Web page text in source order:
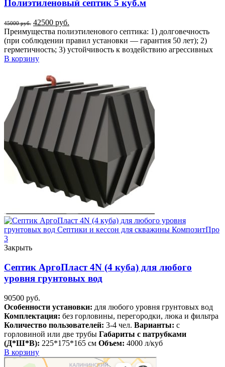
Полиэтиленовый септик 5 куб.м
45000руб. 42500 руб.
Преимущества полиэтиленового септика: 1) долговечность
(при соблюдении правил установки — гарантия 50 лет); 2)
герметичность; 3) устойчивость к воздействию агрессивных
В корзину
Закрыть
Септик АргоПласт 4N (4 куба) для любого
уровня грунтовых вод
90500 руб.
Особенности установки: для любого уровня грунтовых вод
Комплектация: без горловины, перегородки, люка и фильтра
Количество пользователей: 3-4 чел. Варианты: с
горловиной или две трубы Габариты с патрубками
(Д*Ш*В): 225*175*165 см Объем: 4000 л/куб
В корзину